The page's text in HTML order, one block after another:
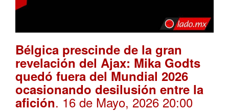
Bélgica prescinde de la gran
revelación del Ajax: Mika Godts
quedó fuera del Mundial 2026
ocasionando desilusión entre la
afición. 16 de Mayo, 2026 20:00